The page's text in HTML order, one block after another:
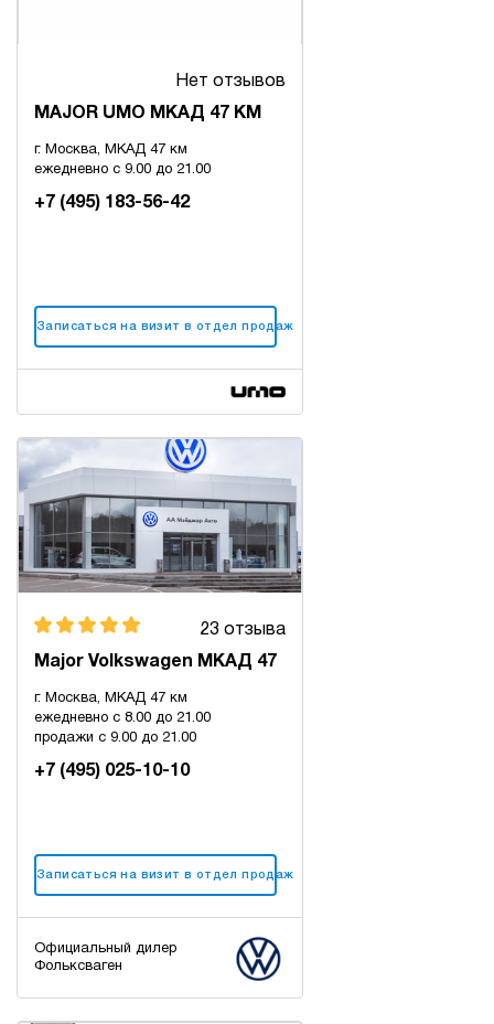
Нет отзывов
MAJOR UMO МКАД 47 КМ
г. Москва, МКАД 47 км
ежедневно с 9.00 до 21.00
+7 (495) 183-56-42
Записаться на визит в отдел продаж
23 отзыва
Major Volkswagen МКАД 47
г. Москва, МКАД 47 км
ежедневно с 8.00 до 21.00
продажи с 9.00 до 21.00
+7 (495) 025-10-10
Записаться на визит в отдел продаж
Официальный дилер
Фольксваген